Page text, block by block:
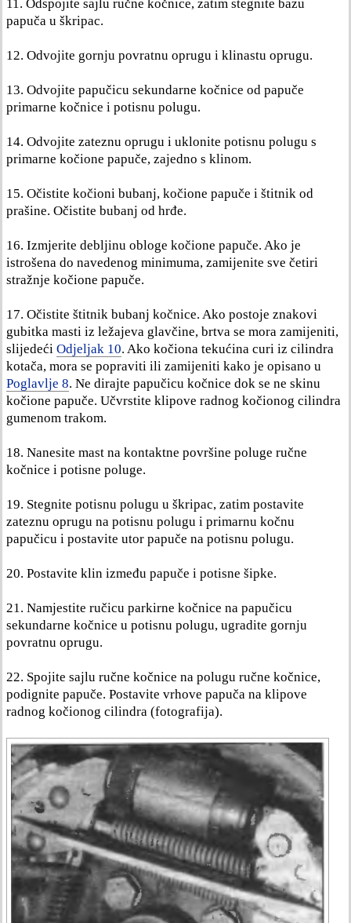
11. Odspojite sajlu ručne kočnice, zatim stegnite bazu
papuča u škripac.
12. Odvojite gornju povratnu oprugu i klinastu oprugu.
13. Odvojite papučicu sekundarne kočnice od papuče
primarne kočnice i potisnu polugu.
14. Odvojite zateznu oprugu i uklonite potisnu polugu s
primarne kočione papuče, zajedno s klinom.
15. Očistite kočioni bubanj, kočione papuče i štitnik od
prašine. Očistite bubanj od hrđe.
16. Izmjerite debljinu obloge kočione papuče. Ako je
istrošena do navedenog minimuma, zamijenite sve četiri
stražnje kočione papuče.
17. Očistite štitnik bubanj kočnice. Ako postoje znakovi
gubitka masti iz ležajeva glavčine, brtva se mora zamijeniti,
slijedeći Odjeljak 10. Ako kočiona tekućina curi iz cilindra
kotača, mora se popraviti ili zamijeniti kako je opisano u
Poglavlje 8. Ne dirajte papučicu kočnice dok se ne skinu
kočione papuče. Učvrstite klipove radnog kočionog cilindra
gumenom trakom.
18. Nanesite mast na kontaktne površine poluge ručne
kočnice i potisne poluge.
19. Stegnite potisnu polugu u škripac, zatim postavite
zateznu oprugu na potisnu polugu i primarnu kočnu
papučicu i postavite utor papuče na potisnu polugu.
20. Postavite klin između papuče i potisne šipke.
21. Namjestite ručicu parkirne kočnice na papučicu
sekundarne kočnice u potisnu polugu, ugradite gornju
povratnu oprugu.
22. Spojite sajlu ručne kočnice na polugu ručne kočnice,
podignite papuče. Postavite vrhove papuča na klipove
radnog kočionog cilindra (fotografija).